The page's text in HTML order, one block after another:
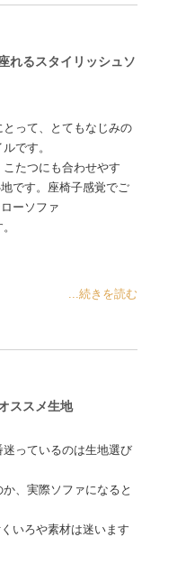
れるスタイリッシュソ
とって、とてもなじみの
です。
たつにも合わせやす
です。座椅子感覚でご
ーソファ
...続きを読む
ススメ生地
迷っているのは生地選び
、実際ソファになると
いろや素材は迷います